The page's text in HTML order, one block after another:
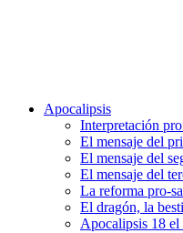
Apocalipsis
Interpretación
El mensaje del
El mensaje del
El mensaje del
La reforma pro-
El dragón, la
Apocalipsis 18